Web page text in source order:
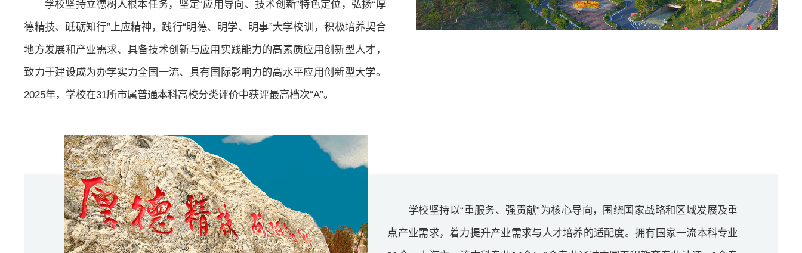
学校坚持立德树人根本任务，坚定“应用导向、技术创新”特色定位，弘扬“厚
德精技、砥砺知行”上应精神，践行“明德、明学、明事”大学校训，积极培养契合
地方发展和产业需求、具备技术创新与应用实践能力的高素质应用创新型人才，
致力于建设成为办学实力全国一流、具有国际影响力的高水平应用创新型大学。
2025年，学校在31所市属普通本科高校分类评价中获评最高档次“A”。
学校坚持以“重服务、强贡献”为核心导向，围绕国家战略和区域发展及重
点产业需求，着力提升产业需求与人才培养的适配度。拥有国家一流本科专业